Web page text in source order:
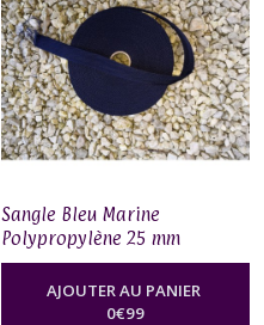
Sangle Bleu Marine
Polypropylène 25 mm
AJOUTER AU PANIER
0€99